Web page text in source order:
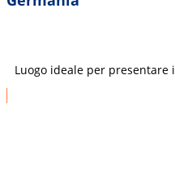
Luogo ideale per presentare